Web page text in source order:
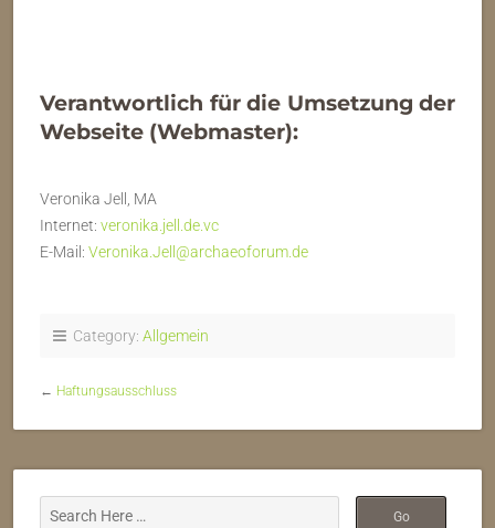
Verantwortlich für die Umsetzung der
Webseite (Webmaster):
Veronika Jell, MA
Internet: veronika.jell.de.vc
E-Mail: Veronika.Jell@archaeoforum.de
Category: Allgemein
← Haftungsausschluss